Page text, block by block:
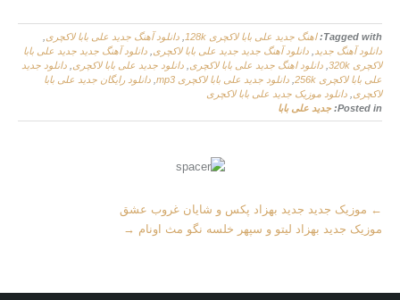
Tagged with: اهنگ جديد علی بابا لاکچری 128k دانلود آهنگ جديد علی بابا لاکچری
دانلود آهنگ جدید
دانلود آهنگ جدید جديد علی بابا لاکچری دانلود آهنگ جدید جديد علی بابا
لاکچری 320k
دانلود اهنگ جديد علی بابا لاکچری دانلود جديد علی بابا لاکچری دانلود جديد
علی بابا لاکچری 256k
دانلود جديد علی بابا لاکچری mp3
دانلود رایگان جديد علی بابا
لاکچری دانلود موزیک جديد علی بابا لاکچری
Posted in: جديد علی بابا
M← موزیک جدید جديد بهزاد پکس و شایان غروب عشق
موزیک جدید بهزاد لیتو و سپهر خلسه نگو مث اونام →